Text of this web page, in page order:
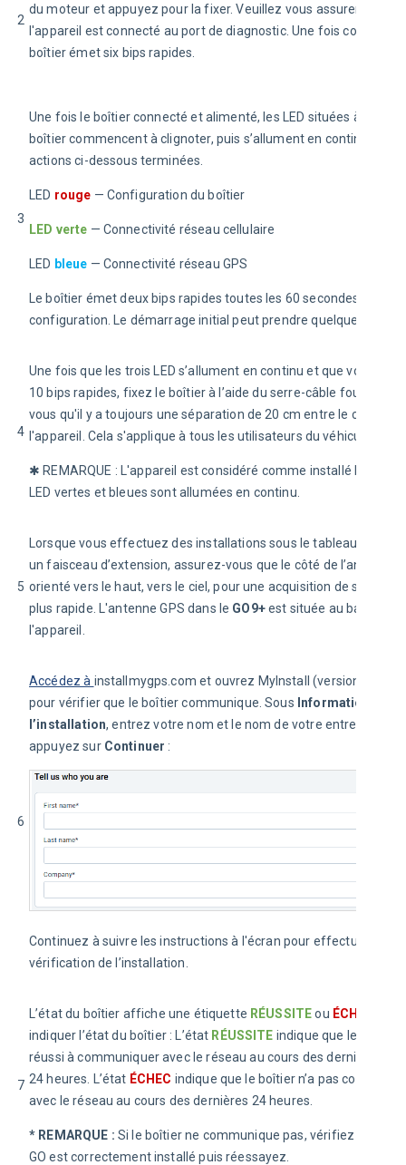
2
du moteur et appuyez pour la fixer. Veuillez vous assurer que
l'appareil est connecté au port de diagnostic. Une fois connecté,
boîtier émet six bips rapides.
3
Une fois le boîtier connecté et alimenté, les LED situées à
boîtier commencent à clignoter, puis s’allument en continu une
actions ci-dessous terminées.
LED rouge — Configuration du boîtier
LED verte — Connectivité réseau cellulaire
LED bleue — Connectivité réseau GPS
Le boîtier émet deux bips rapides toutes les 60 secondes
configuration. Le démarrage initial peut prendre quelques
4
Une fois que les trois LED s’allument en continu et que vous
10 bips rapides, fixez le boîtier à l’aide du serre-câble fourni.
vous qu'il y a toujours une séparation de 20 cm entre le
l'appareil. Cela s'applique à tous les utilisateurs du véhicule.
✱ REMARQUE : L'appareil est considéré comme installé lorsque
LED vertes et bleues sont allumées en continu.
5
Lorsque vous effectuez des installations sous le tableau de
un faisceau d’extension, assurez-vous que le côté de l’antenne
orienté vers le haut, vers le ciel, pour une acquisition de signal
plus rapide. L'antenne GPS dans le GO9+ est située au bas de
l'appareil.
6
Accédez à installmygps.com et ouvrez MyInstall (version
pour vérifier que le boîtier communique. Sous Informations sur
l’installation, entrez votre nom et le nom de votre entreprise,
appuyez sur Continuer :
Continuez à suivre les instructions à l'écran pour effectuer la
vérification de l’installation.
7
L’état du boîtier affiche une étiquette RÉUSSITE ou ÉCHEC
indiquer l’état du boîtier : L’état RÉUSSITE indique que le boîtier
réussi à communiquer avec le réseau au cours des dernières
24 heures. L’état ÉCHEC indique que le boîtier n’a pas
avec le réseau au cours des dernières 24 heures.
* REMARQUE : Si le boîtier ne communique pas, vérifiez que
GO est correctement installé puis réessayez.